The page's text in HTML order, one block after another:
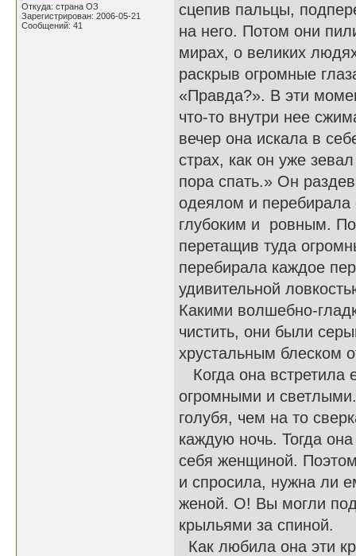
Откуда: страна ОЗ
Зарегистрирован: 2006-05-21
Сообщений: 41
сцепив пальцы,
на него. Потом они
мирах, о великих
раскрыв огромные
«Правда?». В эти
что-то внутри нее
вечер она искала в
страх, как он уже
пора спать.» Он
одеялом и перебирала
глубоким и ровным.
перетащив туда
перебирала каждое
удивительной
Какими волшебно-
чистить, они были
хрустальным блеском
Когда она встретила
огромными и
голубя, чем на то
каждую ночь. Тогда
себя женщиной.
и спросила, нужна ли
женой. О! Вы могли
крыльями за спиной.
Как любила она эти